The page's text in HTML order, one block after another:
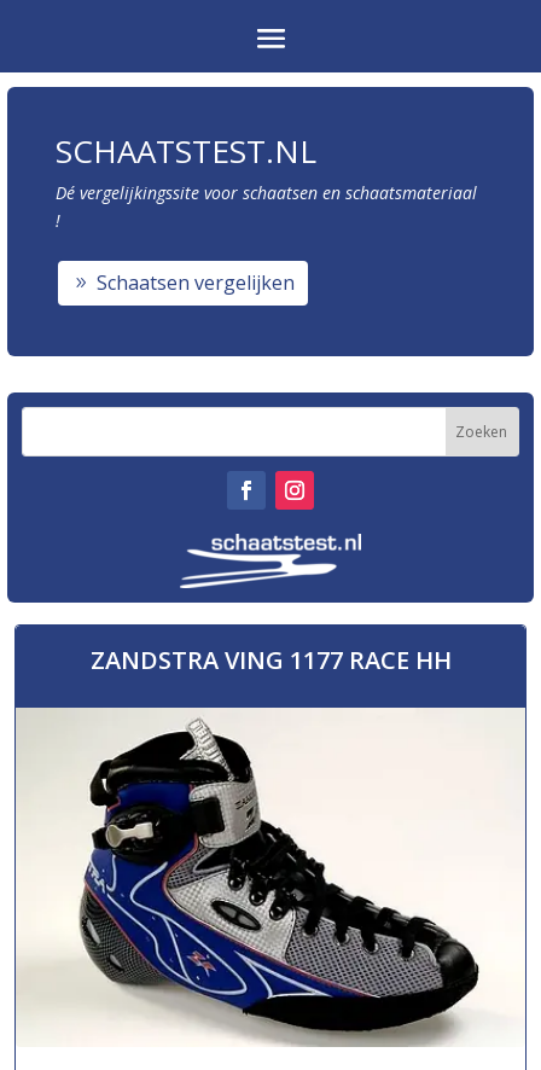
SCHAATSTEST.NL
Dé vergelijkingssite voor schaatsen en schaatsmateriaal
!
Schaatsen vergelijken
ZANDSTRA VING 1177 RACE HH